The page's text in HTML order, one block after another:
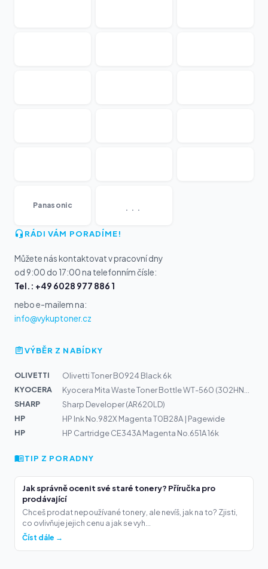
Panasonic ...
RÁDI VÁM PORADÍME!
Můžete nás kontaktovat v pracovní dny
od 9:00 do 17:00 na telefonním čísle:
Tel.: +49 6028 977 886 1
nebo e-mailem na:
info@vykuptoner.cz
VÝBĚR Z NABÍDKY
OLIVETTI
Olivetti Toner B0924 Black 6k
KYOCERA
Kyocera Mita Waste Toner Bottle WT-560 (302HN93180)
SHARP
Sharp Developer (AR620LD)
HP
HP Ink No.982X Magenta T0B28A | Pagewide
HP
HP Cartridge CE343A Magenta No.651A 16k
TIP Z PORADNY
Jak správně ocenit své staré tonery? Příručka pro
prodávající
Chceš prodat nepoužívané tonery, ale nevíš, jak na to? Zjisti,
co ovlivňuje jejich cenu a jak se vyh...
Číst dále →